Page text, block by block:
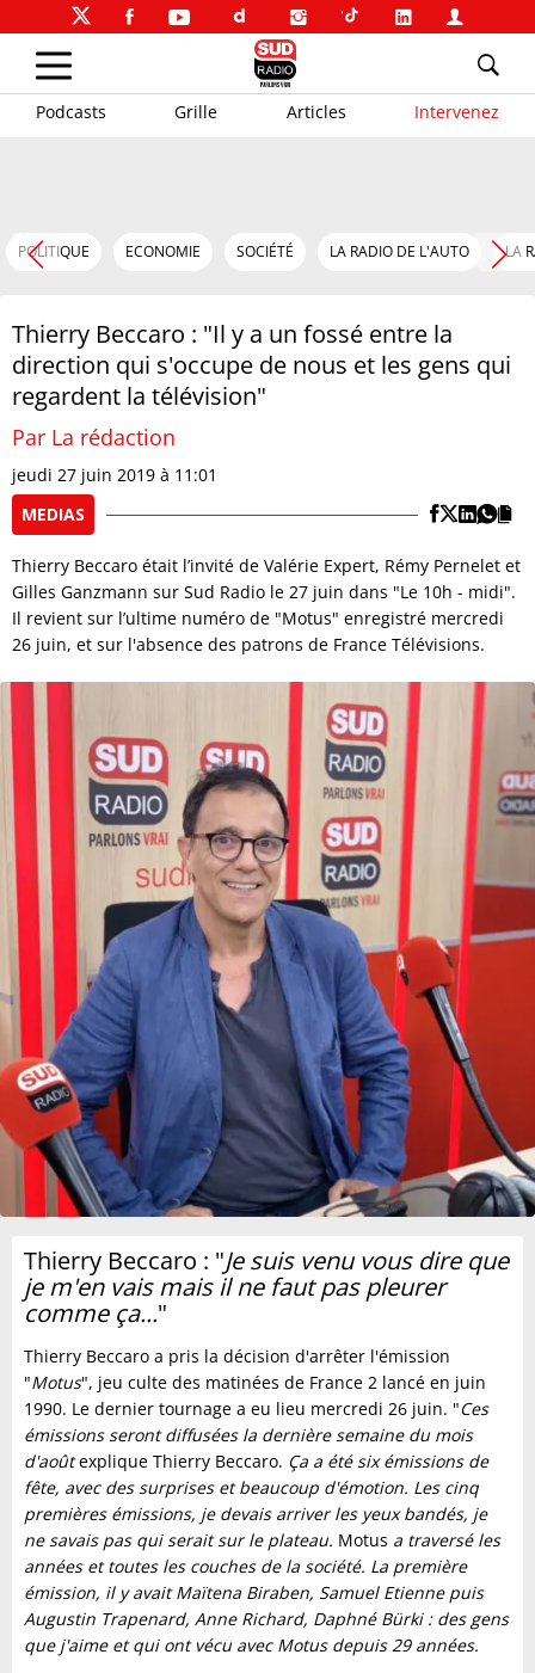
Podcasts Grille Articles Intervenez
POLITIQUE ECONOMIE SOCIÉTÉ LA RADIO DE L'AUTO LA
Thierry Beccaro : "Il y a un fossé entre la
direction qui s'occupe de nous et les gens qui
regardent la télévision"
Par La rédaction
jeudi 27 juin 2019 à 11:01
MEDIAS
Thierry Beccaro était l’invité de Valérie Expert, Rémy Pernelet et
Gilles Ganzmann sur Sud Radio le 27 juin dans "Le 10h - midi".
Il revient sur l’ultime numéro de "Motus" enregistré mercredi
26 juin, et sur l'absence des patrons de France Télévisions.
Thierry Beccaro : "Je suis venu vous dire que
je m'en vais mais il ne faut pas pleurer
comme ça..."
Thierry Beccaro a pris la décision d'arrêter l'émission
"Motus", jeu culte des matinées de France 2 lancé en juin
1990. Le dernier tournage a eu lieu mercredi 26 juin. "Ces
émissions seront diffusées la dernière semaine du mois
d'aoûtexplique Thierry Beccaro. Ça a été six émissions de
fête, avec des surprises et beaucoup d'émotion. Les cinq
premières émissions, je devais arriver les yeux bandés, je
ne savais pas qui serait sur le plateau. Motus a traversé les
années et toutes les couches de la société. La première
émission, il y avait Maïtena Biraben, Samuel Etienne puis
Augustin Trapenard, Anne Richard, Daphné Bürki : des gens
que j'aime et qui ont vécu avec Motus depuis 29 années.